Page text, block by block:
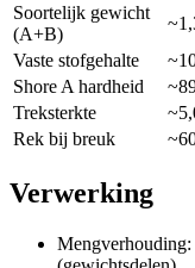
Soortelijk gewicht
(A+B)
Vaste stofgehalte
Shore A hardheid
Treksterkte
Rek bij breuk
Verwerking